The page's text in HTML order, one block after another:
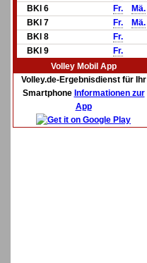
BKl 6
Fr.
Mä.
BKl 7
Fr.
Mä.
BKl 8
Fr.
BKl 9
Fr.
Volley Mobil App
Volley.de-Ergebnisdienst für Ihr
Smartphone Informationen zur
App